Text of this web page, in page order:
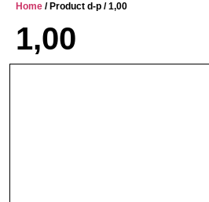
Home / Product d-p / 1,00
1,00